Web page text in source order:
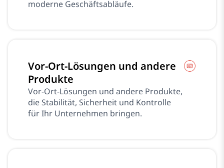
moderne Geschäftsabläufe.
Vor-Ort-Lösungen und andere
Produkte
Vor-Ort-Lösungen und andere Produkte,
die Stabilität, Sicherheit und Kontrolle
für Ihr Unternehmen bringen.